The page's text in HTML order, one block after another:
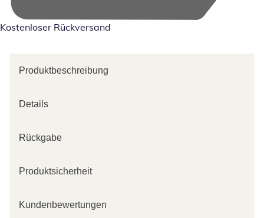
Kostenloser Rückversand
Produktbeschreibung
Details
Rückgabe
Produktsicherheit
Kundenbewertungen